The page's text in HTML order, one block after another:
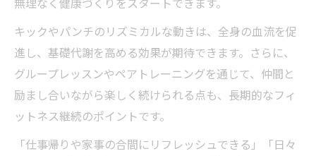
キックやパンチのリズミカルな動きは、全身の血流を促
進し、基礎代謝を高める効果が期待できます。さらに、
グループレッスンやペアトレーニングを通じて、仲間と
励まし合いながら楽しく続けられる点も、長期的なフィ
ットネス継続のポイントです。
「仕事帰りや家事の合間にリフレッシュできる」「日々